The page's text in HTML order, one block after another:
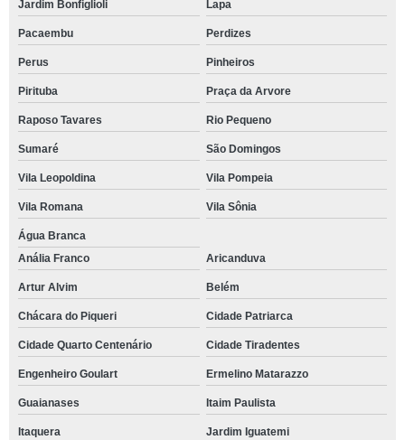
Jardim Bonfiglioli Lapa
Pacaembu Perdizes
Perus Pinheiros
Pirituba Praça da Arvore
Raposo Tavares Rio Pequeno
Sumaré São Domingos
Vila Leopoldina Vila Pompeia
Vila Romana Vila Sônia
Água Branca
Anália Franco
Aricanduva
Artur Alvim Belém
Chácara do Piqueri Cidade Patriarca
Cidade Quarto Centenário Cidade Tiradentes
Engenheiro Goulart Ermelino Matarazzo
Guaianases Itaim Paulista
Itaquera Jardim Iguatemi